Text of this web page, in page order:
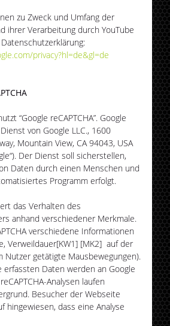
zu Zweck und Umfang der
ihrer Verarbeitung durch YouTube
privacy?hl=de&gl=de
“Google reCAPTCHA”. Google
von Google LLC., 1600
Mountain View, CA 94043, USA
Der Dienst soll sicherstellen,
Daten durch einen Menschen und
Programm erfolgt.
das Verhalten des
anhand verschiedener Merkmale.
verschiedene Informationen
Verweildauer[KW1] [MK2] auf der
Nutzer getätigte Mausbewegungen).
erfassten Daten werden an Google
Analysen laufen
Besucher der Webseite
hingewiesen, dass eine Analyse